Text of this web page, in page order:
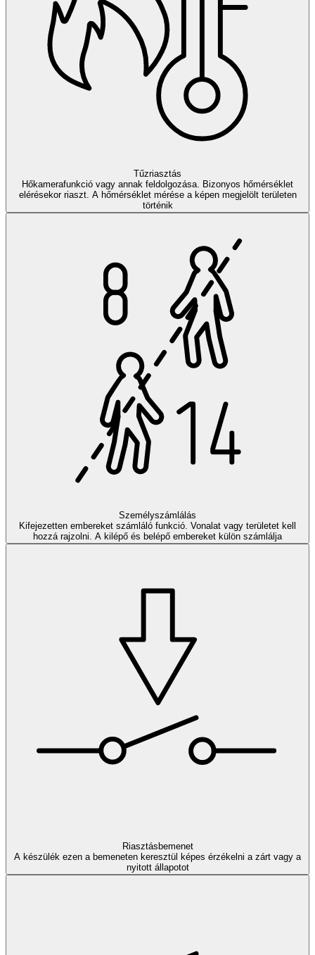
Tűzriasztás
Hőkamerafunkció vagy annak feldolgozása. Bizonyos hőmérséklet
elérésekor riaszt. A hőmérséklet mérése a képen megjelölt területen
történik
Személyszámlálás
Kifejezetten embereket számláló funkció. Vonalat vagy területet kell
hozzá rajzolni. A kilépő és belépő embereket külön számlálja
Riasztásbemenet
A készülék ezen a bemeneten keresztül képes érzékelni a zárt vagy a
nyitott állapotot